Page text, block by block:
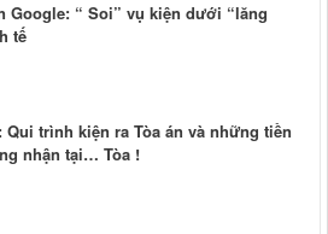
Google: “ Soi” vụ kiện dưới “lăng
tế
trình kiện ra Tòa án và những tiền
nhận tại… Tòa !